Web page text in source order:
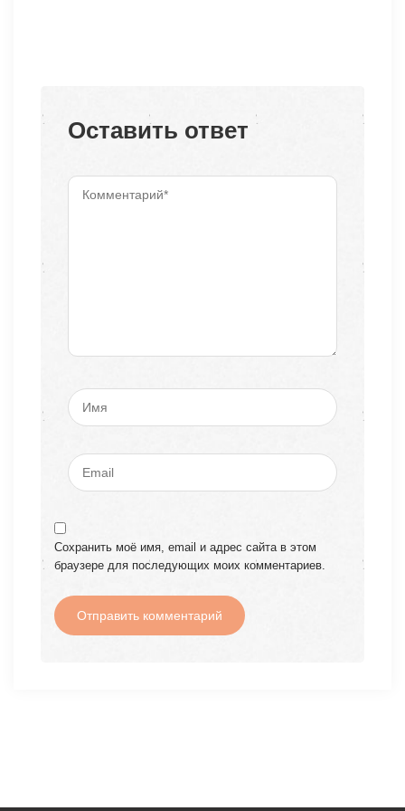
Оставить ответ
Сохранить моё имя, email и адрес сайта в этом
браузере для последующих моих комментариев.